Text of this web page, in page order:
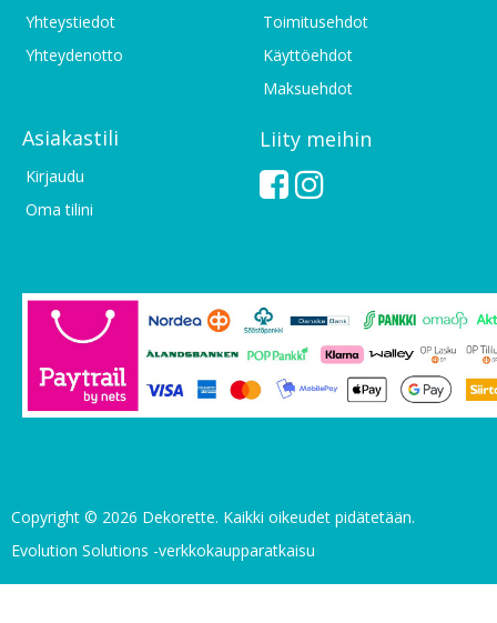
Yhteystiedot
Yhteydenotto
Toimitusehdot
Käyttöehdot
Maksuehdot
Asiakastili
Kirjaudu
Oma tilini
Liity meihin
Copyright © 2026 Dekorette. Kaikki oikeudet pidätetään.
Evolution Solutions -verkkokaupparatkaisu